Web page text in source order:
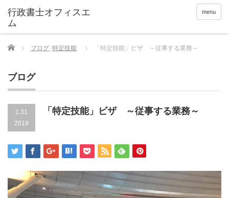
menu
Home ブログ, 特定技能 「特定技能」ビザ ～従事する業務～
ブログ
1.31
2019
「特定技能」ビザ ～従事する業務～